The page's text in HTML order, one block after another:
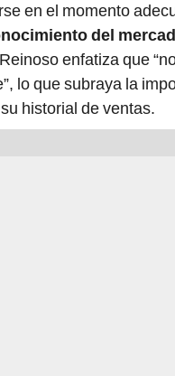
en el momento
del
enfatiza que
lo que subraya la
historial de ventas.